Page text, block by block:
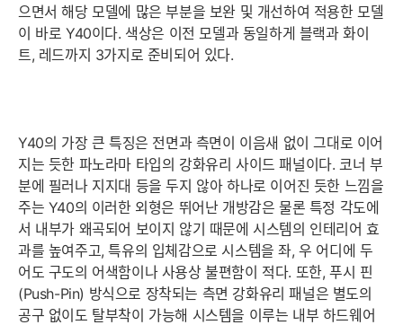
으면서 해당 모델에 많은 부분을 보완 및 개선하여 적용한 모델
이 바로 Y40이다. 색상은 이전 모델과 동일하게 블랙과 화이
트, 레드까지 3가지로 준비되어 있다.
Y40의 가장 큰 특징은 전면과 측면이 이음새 없이 그대로 이어
지는 듯한 파노라마 타입의 강화유리 사이드 패널이다. 코너 부
분에 필러나 지지대 등을 두지 않아 하나로 이어진 듯한 느낌을
주는 Y40의 이러한 외형은 뛰어난 개방감은 물론 특정 각도에
서 내부가 왜곡되어 보이지 않기 때문에 시스템의 인테리어 효
과를 높여주고, 특유의 입체감으로 시스템을 좌, 우 어디에 두
어도 구도의 어색함이나 사용상 불편함이 적다. 또한, 푸시 핀
(Push-Pin) 방식으로 장착되는 측면 강화유리 패널은 별도의
공구 없이도 탈부착이 가능해 시스템을 이루는 내부 하드웨어